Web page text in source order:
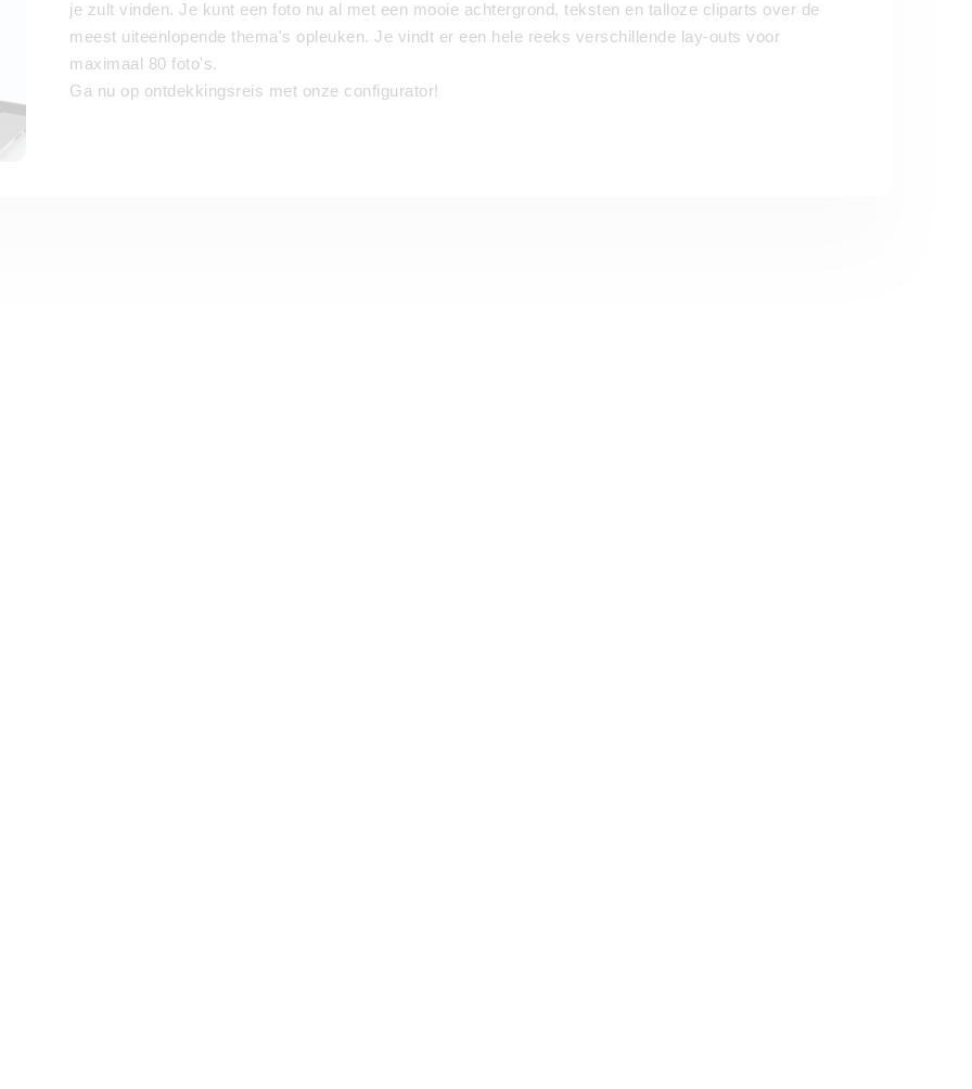
je zult vinden. Je kunt een foto nu al met een mooie achtergrond, teksten en talloze cliparts over de
meest uiteenlopende thema's opleuken. Je vindt er een hele reeks verschillende lay-outs voor
maximaal 80 foto's.
Ga nu op ontdekkingsreis met onze configurator!